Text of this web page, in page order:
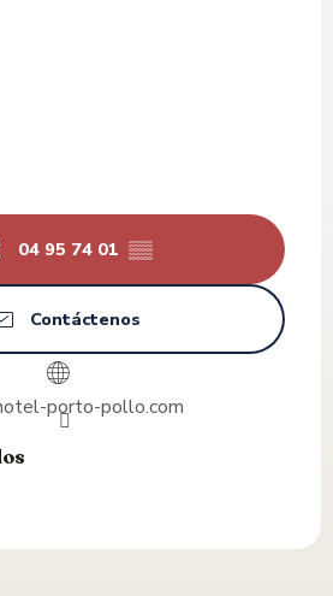
04 95 74 01 ▒▒
Contáctenos
porto-pollo.com